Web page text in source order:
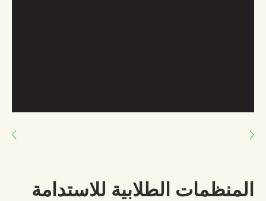
المنظمات الطلابية للاستدامة